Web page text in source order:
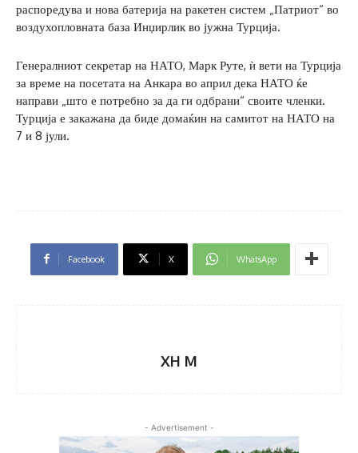
распоредува и нова батерија на ракетен систем „Патриот“ во
воздухопловната база Инџирлик во јужна Турција.
Генералниот секретар на НАТО, Марк Руте, ѝ вети на Турција
за време на посетата на Анкара во април дека НАТО ќе
направи „што е потребно за да ги одбрани“ своите членки.
Турција е закажана да биде домаќин на самитот на НАТО на
7 и 8 јули.
Facebook X WhatsApp
XH M
- Advertisement -